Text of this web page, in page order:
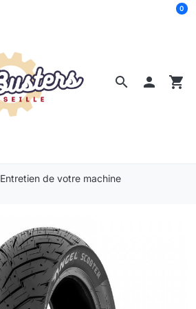
search  shopping_cart
0
Entretien de votre machine